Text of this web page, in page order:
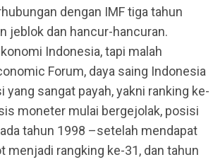
dengan IMF tiga tahun
jeblok dan hancur-hancuran.
Indonesia, tapi malah
Forum, daya saing Indonesia
sangat payah, yakni ranking ke-
moneter mulai bergejolak, posisi
tahun 1998 –setelah mendapat
rangking ke-31, dan tahun